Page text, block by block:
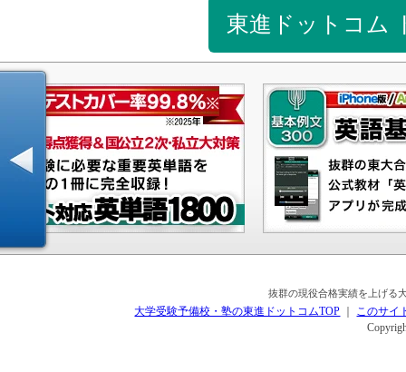
東進ドットコム
抜群の現役合格実績を上げる
大学受験予備校・塾の東進ドットコムTOP
このサイ